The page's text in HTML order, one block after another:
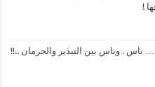
!
ناس . وناس بين التبذير والحرمان ..!!